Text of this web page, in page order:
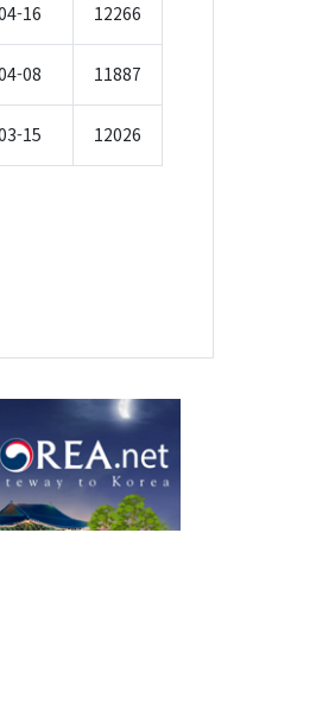
16 12266
08 11887
15 12026